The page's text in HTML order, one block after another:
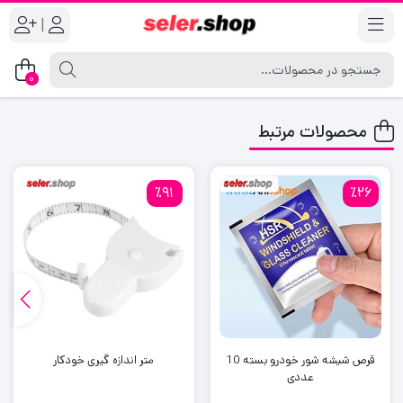
|
0
محصولات مرتبط
٪26
قرص شیشه شور خودرو بسته 10
عددی
٪91
متر اندازه گیری خودکار